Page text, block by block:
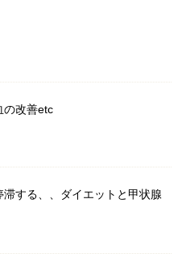
改善etc
する、、ダイエットと甲状腺